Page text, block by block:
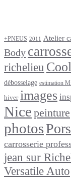
+PNEUS 2011 Atelier
Body
richelieu Cool
débosselage estimation
hiver images
Nice peinture
photos
carrosserie
jean sur
Versatile Auto